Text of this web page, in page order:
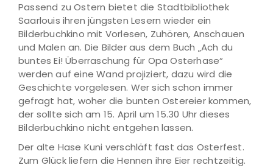
Passend zu Ostern bietet die Stadtbibliothek
Saarlouis ihren jüngsten Lesern wieder ein
Bilderbuchkino mit Vorlesen, Zuhören, Anschauen
und Malen an. Die Bilder aus dem Buch „Ach du
buntes Ei! Überraschung für Opa Osterhase“
werden auf eine Wand projiziert, dazu wird die
Geschichte vorgelesen. Wer sich schon immer
gefragt hat, woher die bunten Ostereier kommen,
der sollte sich am 15. April um 15.30 Uhr dieses
Bilderbuchkino nicht entgehen lassen.
Der alte Hase Kuni verschläft fast das Osterfest.
Zum Glück liefern die Hennen ihre Eier rechtzeitig.